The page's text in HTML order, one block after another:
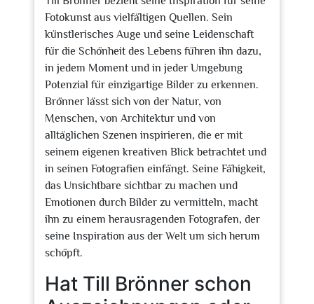
Fotokunst aus vielfältigen Quellen. Sein
künstlerisches Auge und seine Leidenschaft
für die Schönheit des Lebens führen ihn dazu,
in jedem Moment und in jeder Umgebung
Potenzial für einzigartige Bilder zu erkennen.
Brönner lässt sich von der Natur, von
Menschen, von Architektur und von
alltäglichen Szenen inspirieren, die er mit
seinem eigenen kreativen Blick betrachtet und
in seinen Fotografien einfängt. Seine Fähigkeit,
das Unsichtbare sichtbar zu machen und
Emotionen durch Bilder zu vermitteln, macht
ihn zu einem herausragenden Fotografen, der
seine Inspiration aus der Welt um sich herum
schöpft.
Hat Till Brönner schon